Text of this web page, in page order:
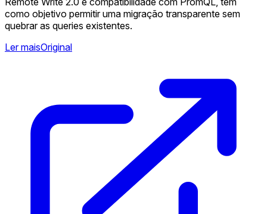
como objetivo permitir uma migração transparente sem
quebrar as queries existentes.
Ler maisOriginal